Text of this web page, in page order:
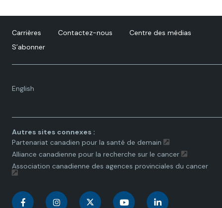
Carrières Contactez-nous
Centre des médias
S’abonner
English
Language
Autres sites connexes :
Partenariat canadien pour la santé de demain
Alliance canadienne pour la recherche sur le cancer
Association canadienne des agences provinciales du cancer
C C C C